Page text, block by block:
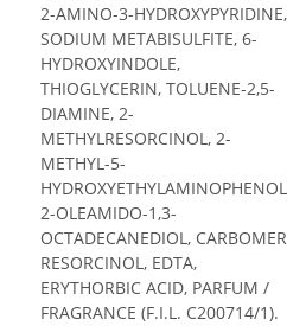
2-AMINO-3-HYDROXYPYRIDINE,
SODIUM METABISULFITE, 6-
HYDROXYINDOLE,
THIOGLYCERIN, TOLUENE-2,5-
DIAMINE, 2-
METHYLRESORCINOL, 2-
METHYL-5-
HYDROXYETHYLAMINOPHENOL,
2-OLEAMIDO-1,3-
OCTADECANEDIOL, CARBOMER,
RESORCINOL, EDTA,
ERYTHORBIC ACID, PARFUM /
FRAGRANCE (F.I.L. C200714/1).